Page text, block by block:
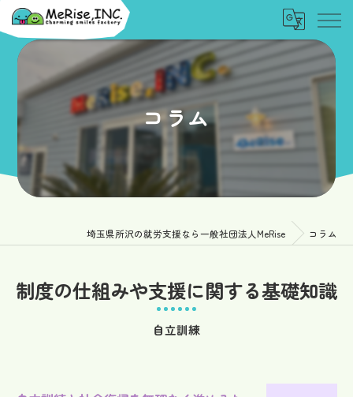
コラム
埼玉県所沢の就労支援なら一般社団法人MeRise コラム
制度の仕組みや支援に関する基礎知識
自立訓練